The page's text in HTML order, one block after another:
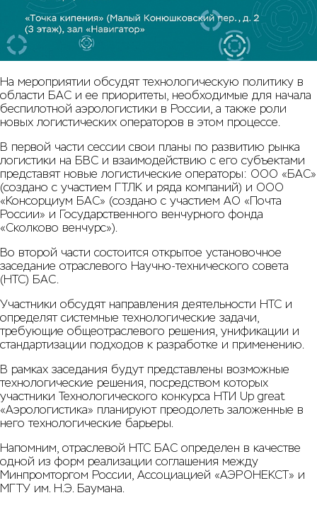
На мероприятии обсудят технологическую политику в
области БАС и ее приоритеты, необходимые для начала
беспилотной аэрологистики в России, а также роли
новых логистических операторов в этом процессе.
В первой части сессии свои планы по развитию рынка
логистики на БВС и взаимодействию с его субъектами
представят новые логистические операторы: ООО «БАС»
(создано с участием ГТЛК и ряда компаний) и ООО
«Консорциум БАС» (создано с участием АО «Почта
России» и Государственного венчурного фонда
«Сколково венчурс»).
Во второй части состоится открытое установочное
заседание отраслевого Научно-технического совета
(НТС) БАС.
Участники обсудят направления деятельности НТС и
определят системные технологические задачи,
требующие общеотраслевого решения, унификации и
стандартизации подходов к разработке и применению.
В рамках заседания будут представлены возможные
технологические решения, посредством которых
участники Технологического конкурса НТИ Up great
«Аэрологистика» планируют преодолеть заложенные в
него технологические барьеры.
Напомним, отраслевой НТС БАС определен в качестве
одной из форм реализации соглашения между
Минпромторгом России, Ассоциацией «АЭРОНЕКСТ» и
МГТУ им. Н.Э. Баумана.